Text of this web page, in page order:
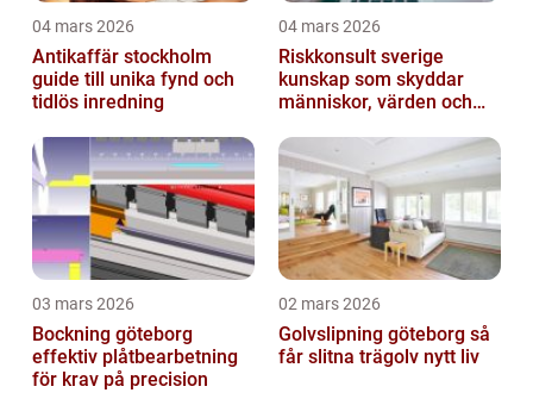
04 mars 2026
Antikaffär stockholm
guide till unika fynd och
tidlös inredning
04 mars 2026
Riskkonsult sverige
kunskap som skyddar
människor, värden och
03 mars 2026
Bockning göteborg
effektiv plåtbearbetning
för krav på precision
02 mars 2026
Golvslipning göteborg så
får slitna trägolv nytt liv